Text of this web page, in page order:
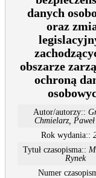
danych
oraz
obszarze
ochroną
Autor/autorzy::
Chmielarz,
Rok wydania::
Tytuł czasopisma::
Rynek
Numer